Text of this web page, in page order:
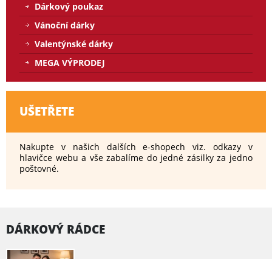
Dárkový poukaz
Vánoční dárky
Valentýnské dárky
MEGA VÝPRODEJ
UŠETŘETE
Nakupte v našich dalších e-shopech viz. odkazy v
hlavičce webu a vše zabalíme do jedné zásilky za jedno
poštovné.
DÁRKOVÝ RÁDCE